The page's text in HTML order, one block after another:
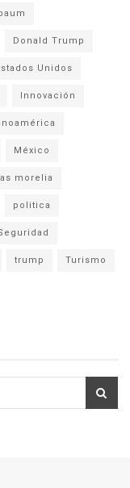
Donald Trump
Unidos
Innovación
México
morelia
politica
trump Turismo